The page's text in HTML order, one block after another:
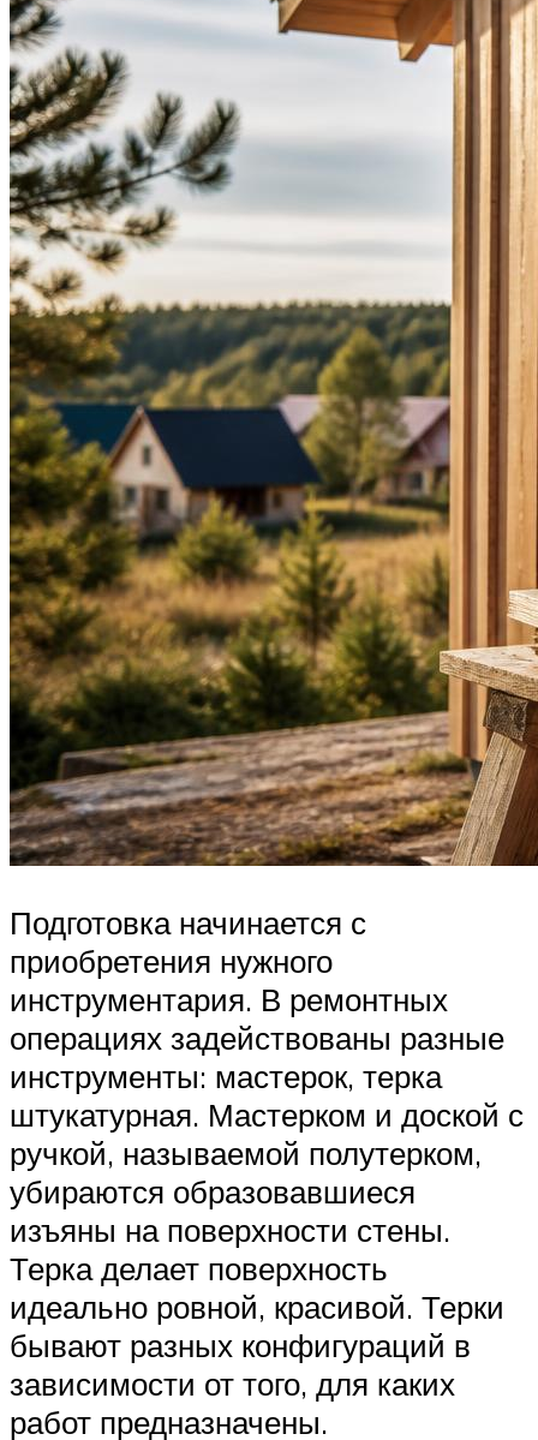
Подготовка начинается с
приобретения нужного
инструментария. В ремонтных
операциях задействованы разные
инструменты: мастерок, терка
штукатурная. Мастерком и доской с
ручкой, называемой полутерком,
убираются образовавшиеся
изъяны на поверхности стены.
Терка делает поверхность
идеально ровной, красивой. Терки
бывают разных конфигураций в
зависимости от того, для каких
работ предназначены.